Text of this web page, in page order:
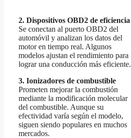
2. Dispositivos OBD2 de eficiencia
Se conectan al puerto OBD2 del
automóvil y analizan los datos del
motor en tiempo real. Algunos
modelos ajustan el rendimiento para
lograr una conducción más eficiente.
3. Ionizadores de combustible
Prometen mejorar la combustión
mediante la modificación molecular
del combustible. Aunque su
efectividad varía según el modelo,
siguen siendo populares en muchos
mercados.